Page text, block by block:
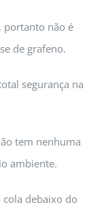
portanto não é
de grafeno.
segurança na
tem nenhuma
ambiente.
debaixo do